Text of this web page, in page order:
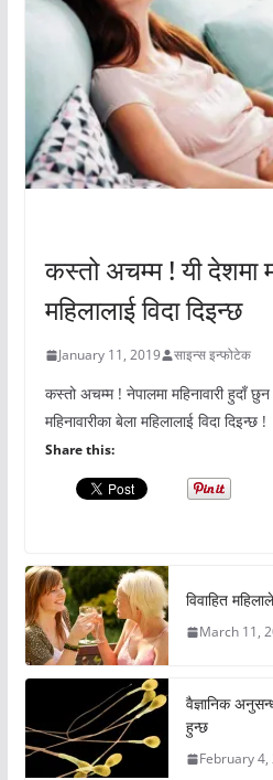
कस्तो अचम्म ! यी देशमा
महिलालाई विदा दिइन्छ
January 11, 2019 साइन्स इन्फोटेक
कस्तो अचम्म ! नेपालमा महिनावारी हुदाँ
महिनावारीका बेला महिलालाई विदा दिइन्छ !
Share this:
विवाहित
March 11,
वैज्ञानिक
हुन्छ
February 4,